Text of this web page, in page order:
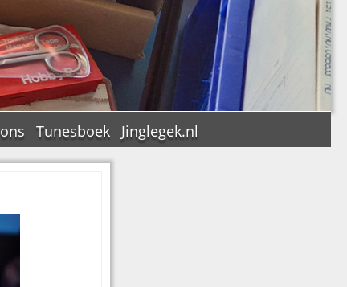
Tunesboek Jinglegek.nl